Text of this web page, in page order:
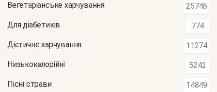
Вегетаріанське харчування 25746
Для діабетиків 774
Дієтичне харчування 11274
Низькокалорійні 5242
Пісні страви 14849